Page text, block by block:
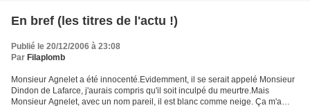
En bref (les titres de l'actu !)
Publié le 20/12/2006 à 23:08
Par Filaplomb
Monsieur Agnelet a été innocenté.Evidemment, il se serait appelé Monsieur
Dindon de Lafarce, j'aurais compris qu'il soit inculpé du meurtre.Mais
Monsieur Agnelet, avec un nom pareil, il est blanc comme neige. Ça m'a